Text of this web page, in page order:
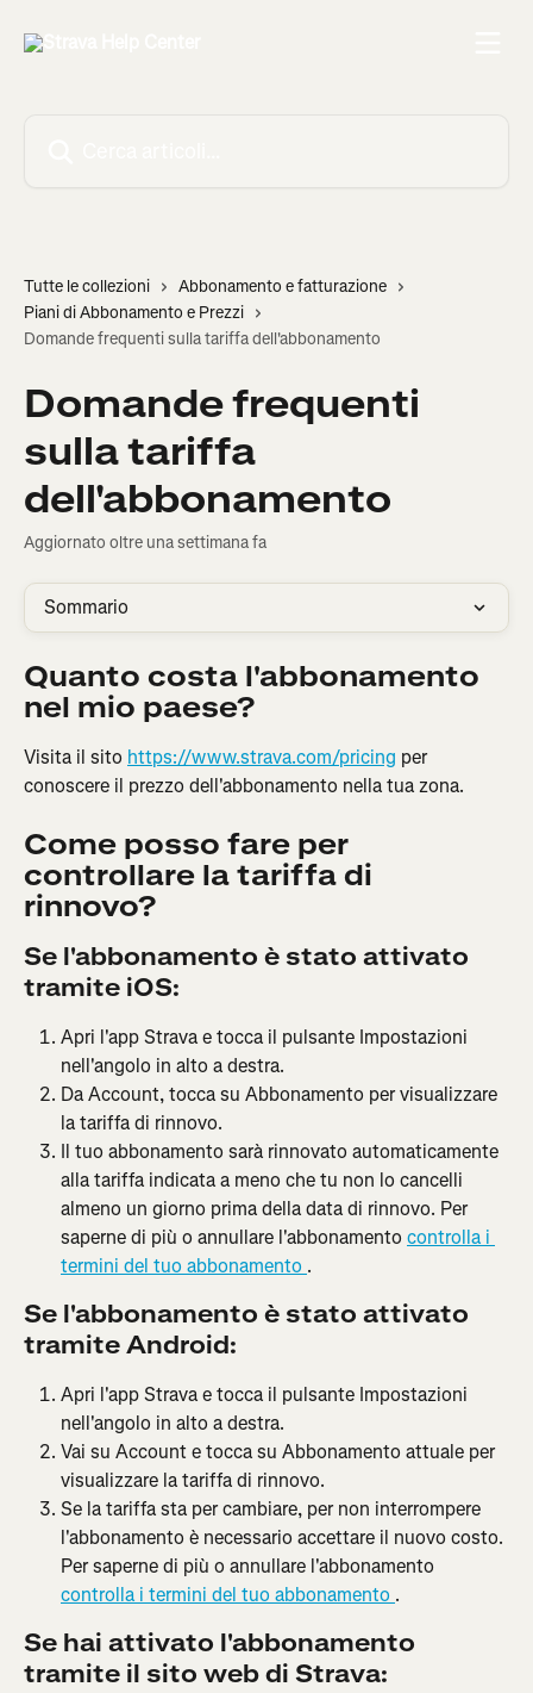
Tutte le collezioni
Abbonamento e fatturazione
Piani di Abbonamento e Prezzi
Domande frequenti sulla tariffa dell'abbonamento
Domande frequenti
sulla tariffa
dell'abbonamento
Aggiornato oltre una settimana fa
Sommario
Quanto costa l'abbonamento
nel mio paese?
Visita il sito https://www.strava.com/pricing per
conoscere il prezzo dell'abbonamento nella tua zona.
Come posso fare per
controllare la tariffa di
rinnovo?
Se l'abbonamento è stato attivato
tramite iOS:
Apri l'app Strava e tocca il pulsante Impostazioni
nell'angolo in alto a destra.
Da Account, tocca su Abbonamento per visualizzare
la tariffa di rinnovo.
Il tuo abbonamento sarà rinnovato automaticamente
alla tariffa indicata a meno che tu non lo cancelli
almeno un giorno prima della data di rinnovo. Per
saperne di più o annullare l'abbonamento controlla i
termini del tuo abbonamento .
Se l'abbonamento è stato attivato
tramite Android:
Apri l'app Strava e tocca il pulsante Impostazioni
nell'angolo in alto a destra.
Vai su Account e tocca su Abbonamento attuale per
visualizzare la tariffa di rinnovo.
Se la tariffa sta per cambiare, per non interrompere
l'abbonamento è necessario accettare il nuovo costo.
Per saperne di più o annullare l'abbonamento
controlla i termini del tuo abbonamento .
Se hai attivato l'abbonamento
tramite il sito web di Strava: